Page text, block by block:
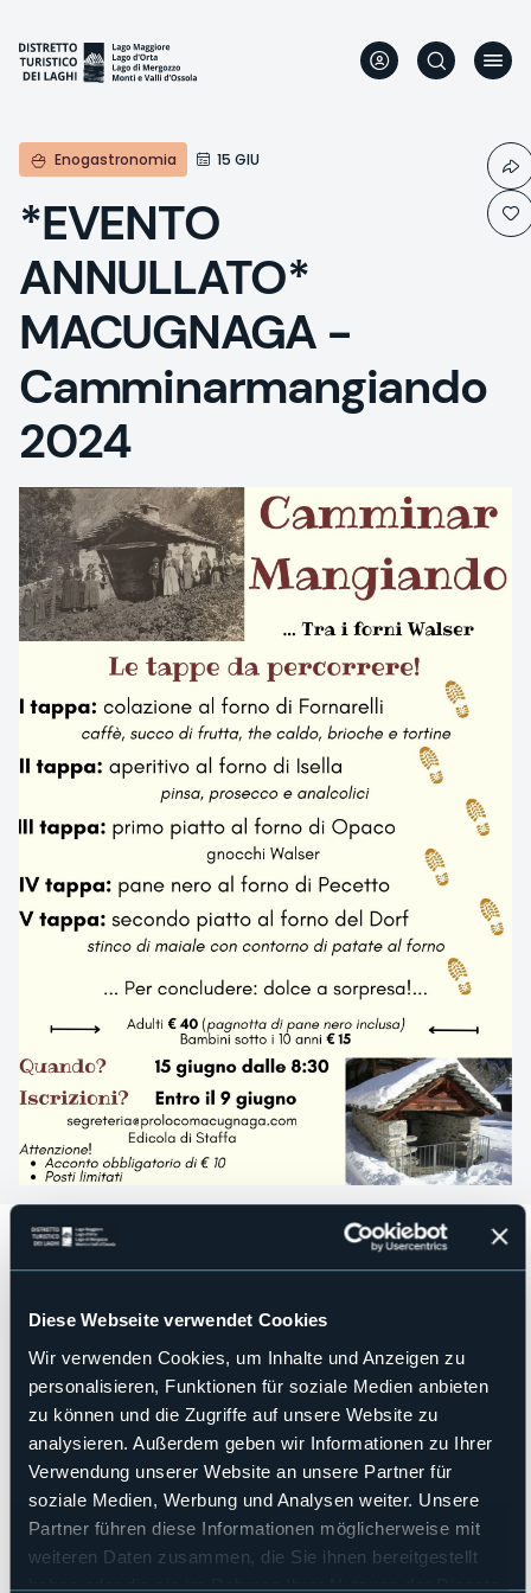
Diese Webseite verwendet Cookies
Wir verwenden Cookies, um Inhalte und Anzeigen zu
personalisieren, Funktionen für soziale Medien anbieten
zu können und die Zugriffe auf unsere Website zu
analysieren. Außerdem geben wir Informationen zu Ihrer
Verwendung unserer Website an unsere Partner für
soziale Medien, Werbung und Analysen weiter. Unsere
Partner führen diese Informationen möglicherweise mit
weiteren Daten zusammen, die Sie ihnen bereitgestellt
haben oder die sie im Rahmen Ihrer Nutzung der Dienste
Inhalt
Enogastronomia 15 GIU
*EVENTO
ANNULLATO*
MACUGNAGA -
Camminarmangiando
2024
*EVENTO ANNULLATO*
15 Giugno dalle ore 8:30 alle ore 16:30
Camminarmangiando.
Percorso con tappe enogastronomiche:
Colazione al forno di Fornarelli - Aperitivo al forno di Isella
Primo piatto al forno di Opaco - Pane nero al forno di
Pecetto - Secondo piatto al forno del Dorf.
Per concludere: dolce a sorpresa!
Iscrizioni:entro il 9 giugno, via e-mail al
segreteria@prolocomacugnaga.comoppure di persona,
presso l'edicola di Staffa.